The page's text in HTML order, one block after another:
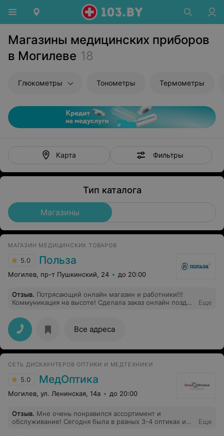
Магазины медицинских приборов
в Могилеве 18
Глюкометры Тонометры Термометры
Карта Фильтры
Тип каталога
Магазины
МАГАЗИН МЕДИЦИНСКИХ ТОВАРОВ
5.0 Польза
Могилев, пр-т Пушкинский, 24 до 20:00
Отзыв. Потрясающий онлайн магазин и работники!!!
Коммуникация на высоте! Сделала заказ онлайн поздно
будет доставлен в течение 5 часов! Качество покупки
так же обрадовало. Спасибо вам и успехов в вашем
добром деле!!
Еще
Все адреса
СЕТЬ ДИСКАУНТЕРОВ ОПТИКИ И МЕДТЕХНИКИ
5.0 МедОптика
Могилев, ул. Ленинская, 14а до 20:00
Отзыв. Мне очень понравился ассортимент и
обслуживание! Сегодня была в разных 3-4 оптиках и
Еще